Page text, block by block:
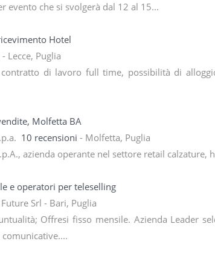
evento che si svolgerà dal 12 al 15...
Hotel
Lecce, Puglia
di lavoro full time, possibilità di
Molfetta BA
10 recensioni - Molfetta, Puglia
azienda operante nel settore retail
e operatori per teleselling
Srl - Bari, Puglia
Offresi fisso mensile. Azienda Leader